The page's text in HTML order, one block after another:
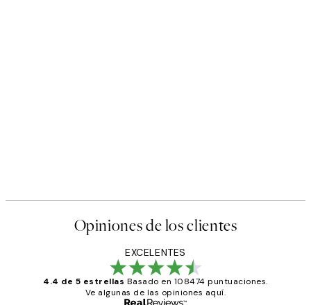
Opiniones de los clientes
EXCELENTES
4.4 de 5 estrellas Basado en 108474 puntuaciones.
Ve algunas de las opiniones aquí.